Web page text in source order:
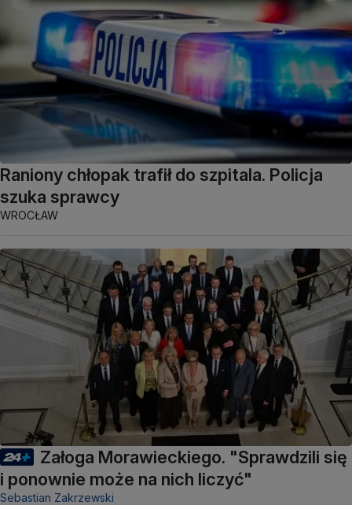
Raniony chłopak trafił do szpitala. Policja
szuka sprawcy
WROCŁAW
Załoga Morawieckiego. "Sprawdzili się
i ponownie może na nich liczyć"
Sebastian Zakrzewski